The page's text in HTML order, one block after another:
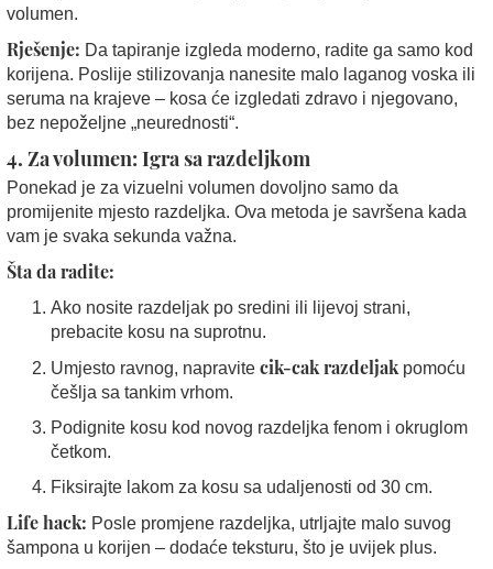
volumen.
Rješenje: Da tapiranje izgleda moderno, radite ga samo kod
korijena. Poslije stilizovanja nanesite malo laganog voska ili
seruma na krajeve – kosa će izgledati zdravo i njegovano,
bez nepoželjne „neurednosti“.
4. Za volumen: Igra sa razdeljkom
Ponekad je za vizuelni volumen dovoljno samo da
promijenite mjesto razdeljka. Ova metoda je savršena kada
vam je svaka sekunda važna.
Šta da radite:
Ako nosite razdeljak po sredini ili lijevoj strani,
prebacite kosu na suprotnu.
Umjesto ravnog, napravite cik-cak razdeljak pomoću
češlja sa tankim vrhom.
Podignite kosu kod novog razdeljka fenom i okruglom
četkom.
Fiksirajte lakom za kosu sa udaljenosti od 30 cm.
Life hack: Posle promjene razdeljka, utrljajte malo suvog
šampona u korijen – dodaće teksturu, što je uvijek plus.